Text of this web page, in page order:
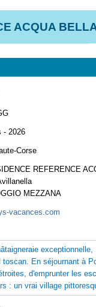
ACQUA
- 2026
Corse
REFERENCE
MEZZANA
vacances.com
En séjournant à
d'emprunter les
: un vrai village